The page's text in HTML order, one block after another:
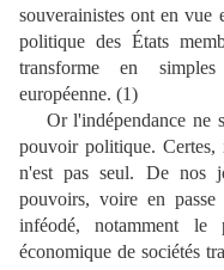
souverainistes ont en vue
politique des États
transforme en
européenne. (1)
Or l'indépendance ne
pouvoir politique.
n'est pas seul. De nos
pouvoirs, voire en
inféodé, notamment
économique de sociétés